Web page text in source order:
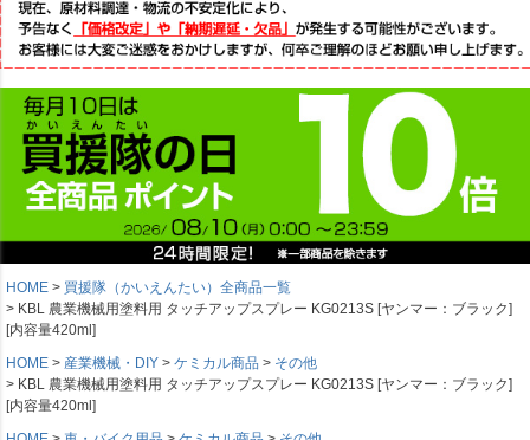
HOME
買援隊（かいえんたい）全商品一覧
KBL 農業機械用塗料用 タッチアップスプレー KG0213S [ヤンマー：ブラック]
[内容量420ml]
HOME
産業機械・DIY ケミカル商品
その他
KBL 農業機械用塗料用 タッチアップスプレー KG0213S [ヤンマー：ブラック]
[内容量420ml]